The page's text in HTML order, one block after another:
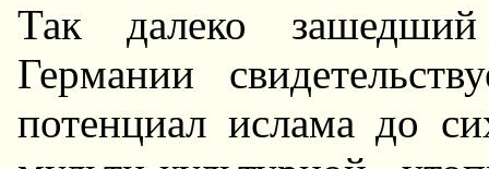
Так далеко
Геpмании
потенциал ислама до